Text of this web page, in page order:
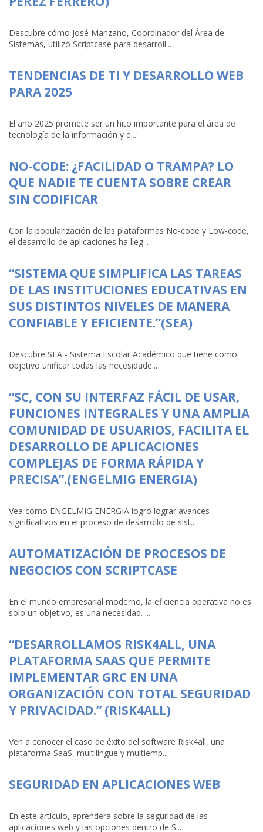
Descubre cómo José Manzano, Coordinador del Área de
Sistemas, utilizó Scriptcase para desarroll...
TENDENCIAS DE TI Y DESARROLLO WEB
PARA 2025
El año 2025 promete ser un hito importante para el área de
tecnología de la información y d...
NO-CODE: ¿FACILIDAD O TRAMPA? LO
QUE NADIE TE CUENTA SOBRE CREAR
SIN CODIFICAR
Con la popularización de las plataformas No-code y Low-code,
el desarrollo de aplicaciones ha lleg...
“SISTEMA QUE SIMPLIFICA LAS TAREAS
DE LAS INSTITUCIONES EDUCATIVAS EN
SUS DISTINTOS NIVELES DE MANERA
CONFIABLE Y EFICIENTE.”(SEA)
Descubre SEA - Sistema Escolar Académico que tiene como
objetivo unificar todas las necesidade...
“SC, CON SU INTERFAZ FÁCIL DE USAR,
FUNCIONES INTEGRALES Y UNA AMPLIA
COMUNIDAD DE USUARIOS, FACILITA EL
DESARROLLO DE APLICACIONES
COMPLEJAS DE FORMA RÁPIDA Y
PRECISA”.(ENGELMIG ENERGIA)
Vea cómo ENGELMIG ENERGIA logró lograr avances
significativos en el proceso de desarrollo de sist...
AUTOMATIZACIÓN DE PROCESOS DE
NEGOCIOS CON SCRIPTCASE
En el mundo empresarial moderno, la eficiencia operativa no es
solo un objetivo, es una necesidad. ...
“DESARROLLAMOS RISK4ALL, UNA
PLATAFORMA SAAS QUE PERMITE
IMPLEMENTAR GRC EN UNA
ORGANIZACIÓN CON TOTAL SEGURIDAD
Y PRIVACIDAD.” (RISK4ALL)
Ven a conocer el caso de éxito del software Risk4all, una
plataforma SaaS, multilingüe y multiemp...
SEGURIDAD EN APLICACIONES WEB
En este artículo, aprenderá sobre la seguridad de las
aplicaciones web y las opciones dentro de S...